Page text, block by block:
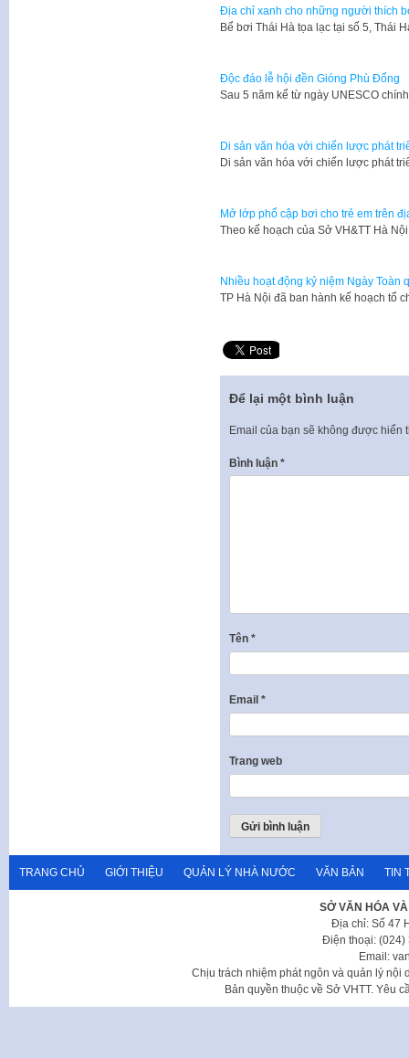
Địa chỉ xanh cho những người thích
Bể bơi Thái Hà tọa lạc tại số 5, Thái
Độc đáo lễ hội đền Gióng Phù Đổng
​Sau 5 năm kể từ ngày UNESCO
Di sản văn hóa với chiến lược phát
Di sản văn hóa với chiến lược phát
Mở lớp phổ cập bơi cho trẻ em trên
Theo kế hoạch của Sở VH&TT Hà
Nhiều hoạt động kỷ niệm Ngày Toàn
TP Hà Nội đã ban hành kế hoạch tổ
Để lại một bình luận
Email của bạn sẽ không được hiển
Bình luận *
Tên *
Email *
Trang web
TRANG CHỦ GIỚI THIỆU QUẢN LÝ NHÀ NƯỚC VĂN BẢN TIN
SỞ VĂN HÓA
Địa chỉ: Số 47
Điện thoại: (024)
Email:
Chịu trách nhiệm phát ngôn và quản lý nội
Bản quyền thuộc về Sở VHTT. Yêu